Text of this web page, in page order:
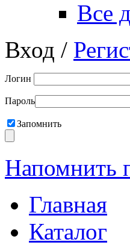
Все
Вход /
Логин
Пароль
Запомнить
Напомнить
Главная
Каталог